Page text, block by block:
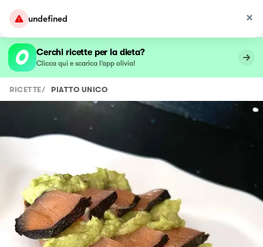
undefined
Cerchi ricette per la dieta?
Clicca qui e scarica l’app olivia!
RICETTE/ PIATTO UNICO